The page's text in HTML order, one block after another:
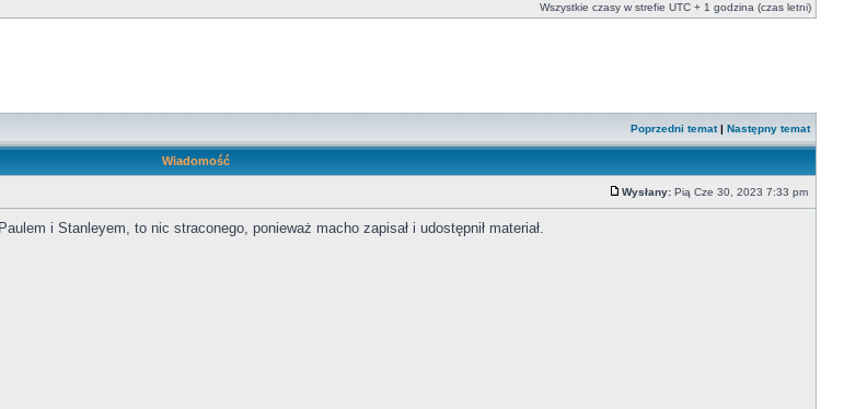
Wszystkie czasy w strefie UTC + 1 godzina (czas letni)
Poprzedni temat| Następny temat
Wiadomość
Wysłany: Pią Cze 30, 2023 7:33 pm
i Stanleyem, to nic straconego, ponieważ macho zapisał i udostępnił materiał.